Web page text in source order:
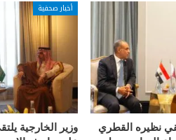
نظيره القطري
أخبار صحفية
وزير الخارجية